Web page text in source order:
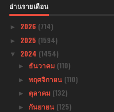
อ่านรายเดือน
► 2026 (714)
► 2025 (1594)
▼ 2024 (1454)
► ธันวาคม (110)
► พฤศจิกายน (110)
► ตุลาคม (132)
► กันยายน (125)